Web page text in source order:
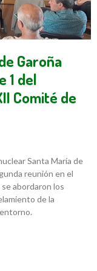
Garoña
1 del
Comité de
Santa María de
reunión en el
abordaron los
de la